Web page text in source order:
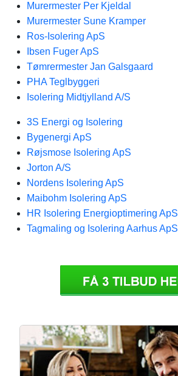
Murermester Per Kjeldal
Murermester Sune Kramper
Ros-Isolering ApS
Ibsen Fuger ApS
Tømrermester Jan Galsgaard
PHA Teglbyggeri
Isolering Midtjylland A/S
3S Energi og Isolering
Bygenergi ApS
Røjsmose Isolering ApS
Jorton A/S
Nordens Isolering ApS
Maibohm Isolering ApS
HR Isolering Energioptimering ApS
Tagmaling og Isolering Aarhus ApS